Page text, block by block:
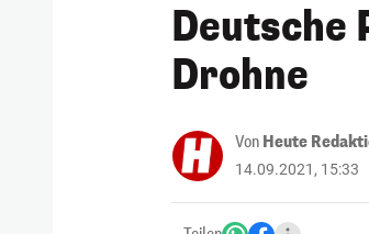
Deutsche
Drohne
Von Heute
14.09.2021, 15:33